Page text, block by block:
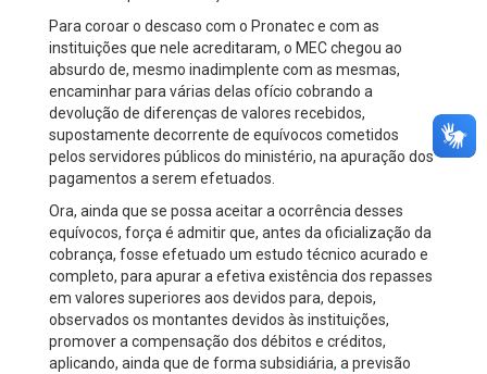
Para coroar o descaso com o Pronatec e com as
instituições que nele acreditaram, o MEC chegou ao
absurdo de, mesmo inadimplente com as mesmas,
encaminhar para várias delas ofício cobrando a
devolução de diferenças de valores recebidos,
supostamente decorrente de equívocos cometidos
pelos servidores públicos do ministério, na apuração dos
pagamentos a serem efetuados.
Ora, ainda que se possa aceitar a ocorrência desses
equívocos, força é admitir que, antes da oficialização da
cobrança, fosse efetuado um estudo técnico acurado e
completo, para apurar a efetiva existência dos repasses
em valores superiores aos devidos para, depois,
observados os montantes devidos às instituições,
promover a compensação dos débitos e créditos,
aplicando, ainda que de forma subsidiária, a previsão